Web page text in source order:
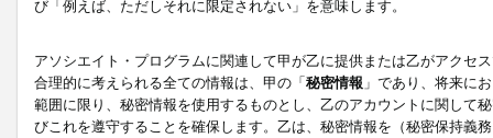
び「例えば、ただしそれに限定されない」を意味します。
アソシエイト・プログラムに関連して甲が乙に提供または乙がアクセ
合理的に考えられる全ての情報は、甲の「秘密情報 」であり、将来に
範囲に限り、秘密情報を使用するものとし、乙のアカウントに関して
びこれを遵守することを確保します。乙は、秘密情報を（秘密保持義